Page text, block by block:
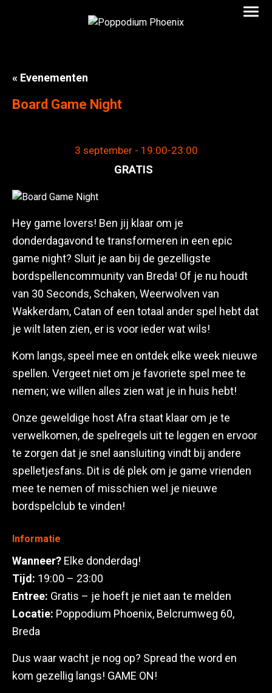
« Evenementen
Board Game Night
3 september - 19:00-23:00
GRATIS
Hey game lovers! Ben jij klaar om je
donderdagavond te transformeren in een epic
game night? Sluit je aan bij de gezelligste
bordspellencommunity van Breda! Of je nu houdt
van 30 Seconds, Schaken, Weerwolven van
Wakkerdam, Catan of een totaal ander spel hebt dat
je wilt laten zien, er is voor ieder wat wils!
Kom langs, speel mee en ontdek elke week nieuwe
spellen. Vergeet niet om je favoriete spel mee te
nemen; we willen alles zien wat je in huis hebt!
Onze geweldige host Afra staat klaar om je te
verwelkomen, de spelregels uit te leggen en ervoor
te zorgen dat je snel aansluiting vindt bij andere
spelletjesfans. Dit is dé plek om je game vrienden
mee te nemen of misschien wel je nieuwe
bordspelclub te vinden!
Informatie
Wanneer? Elke donderdag!
Tijd: 19:00 – 23:00
Entree: Gratis – je hoeft je niet aan te melden
Locatie: Poppodium Phoenix, Belcrumweg 60,
Breda
Dus waar wacht je nog op? Spread the word en
kom gezellig langs! GAME ON!